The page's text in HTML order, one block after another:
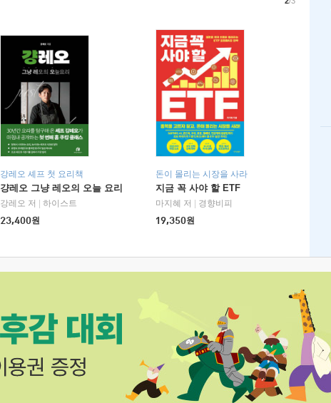
강레오 셰프 첫 요리책
걍레오 그냥 레오의 오늘 요리
강레오 저
하이스트
23,400원
돈이 몰리는 시장을 사라
지금 꼭 사야 할 ETF
마지혜 저
경향비피
19,350원